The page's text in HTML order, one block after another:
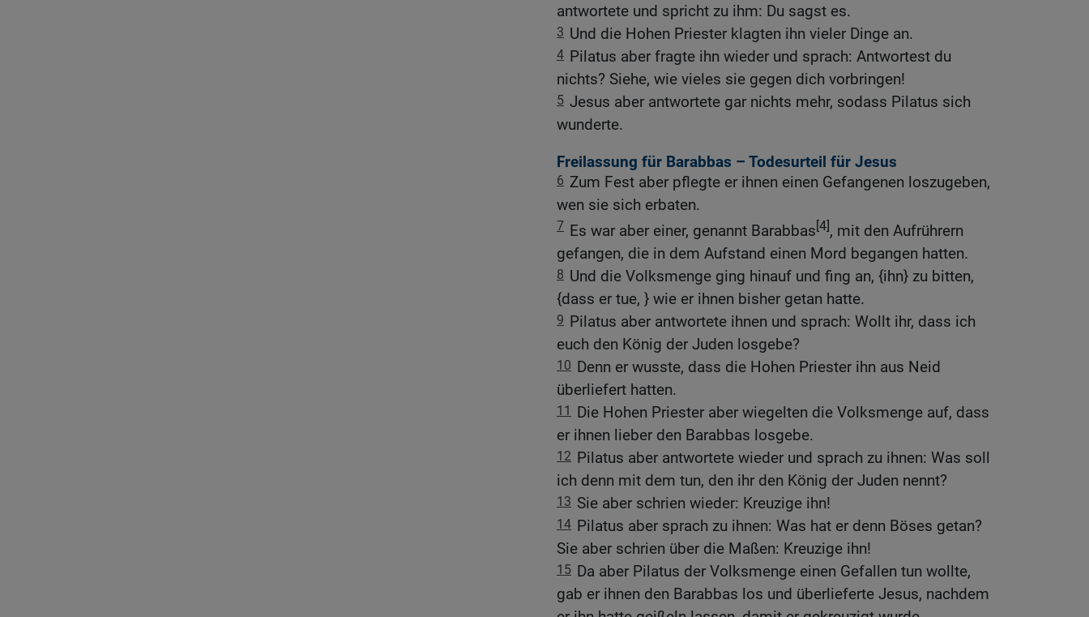
antwortete und spricht zu ihm: Du sagst es.
3 Und die Hohen Priester klagten ihn vieler Dinge an.
4 Pilatus aber fragte ihn wieder und sprach: Antwortest du
nichts? Siehe, wie vieles sie gegen dich vorbringen!
5 Jesus aber antwortete gar nichts mehr, sodass Pilatus sich
wunderte.
Freilassung für Barabbas – Todesurteil für Jesus
6 Zum Fest aber pflegte er ihnen einen Gefangenen loszugeben,
wen sie sich erbaten.
7 Es war aber einer, genannt Barabbas[4], mit den Aufrührern
gefangen, die in dem Aufstand einen Mord begangen hatten.
8 Und die Volksmenge ging hinauf und fing an, {ihn} zu bitten,
{dass er tue, } wie er ihnen bisher getan hatte.
9 Pilatus aber antwortete ihnen und sprach: Wollt ihr, dass ich
euch den König der Juden losgebe?
10 Denn er wusste, dass die Hohen Priester ihn aus Neid
überliefert hatten.
11 Die Hohen Priester aber wiegelten die Volksmenge auf, dass
er ihnen lieber den Barabbas losgebe.
12 Pilatus aber antwortete wieder und sprach zu ihnen: Was soll
ich denn mit dem tun, den ihr den König der Juden nennt?
13 Sie aber schrien wieder: Kreuzige ihn!
14 Pilatus aber sprach zu ihnen: Was hat er denn Böses getan?
Sie aber schrien über die Maßen: Kreuzige ihn!
15 Da aber Pilatus der Volksmenge einen Gefallen tun wollte,
gab er ihnen den Barabbas los und überlieferte Jesus, nachdem